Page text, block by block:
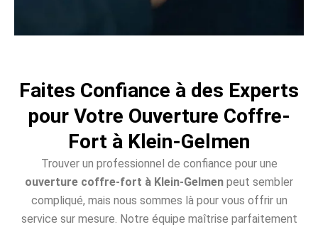
Faites Confiance à des Experts
pour Votre Ouverture Coffre-
Fort à Klein-Gelmen
Trouver un professionnel de confiance pour une
ouverture coffre-fort à Klein-Gelmen peut sembler
compliqué, mais nous sommes là pour vous offrir un
service sur mesure. Notre équipe maîtrise parfaitement